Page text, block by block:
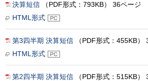
決算短信 （PDF形式：793KB） 36ページ
HTML形式
第3四半期 決算短信 （PDF形式：455KB）
HTML形式
第2四半期 決算短信 （PDF形式：515KB）